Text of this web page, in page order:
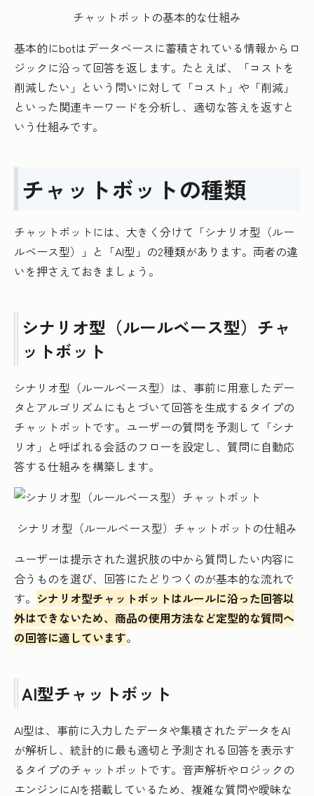
チャットボットの基本的な仕組み
基本的にbotはデータベースに蓄積されている情報からロ
ジックに沿って回答を返します。たとえば、「コストを
削減したい」という問いに対して「コスト」や「削減」
といった関連キーワードを分析し、適切な答えを返すと
いう仕組みです。
チャットボットの種類
チャットボットには、大きく分けて「シナリオ型（ルー
ルベース型）」と「AI型」の2種類があります。両者の違
いを押さえておきましょう。
シナリオ型（ルールベース型）チャ
ットボット
シナリオ型（ルールベース型）は、事前に用意したデー
タとアルゴリズムにもとづいて回答を生成するタイプの
チャットボットです。ユーザーの質問を予測して「シナ
リオ」と呼ばれる会話のフローを設定し、質問に自動応
答する仕組みを構築します。
シナリオ型（ルールベース型）チャットボットの仕組み
ユーザーは提示された選択肢の中から質問したい内容に
合うものを選び、回答にたどりつくのが基本的な流れで
す。 シナリオ型チャットボットはルールに沿った回答以
外はできないため、商品の使用方法など定型的な質問へ
の回答に適しています。
AI型チャットボット
AI型は、事前に入力したデータや集積されたデータをAI
が解析し、統計的に最も適切と予測される回答を表示す
るタイプのチャットボットです。音声解析やロジックの
エンジンにAIを搭載しているため、複雑な質問や曖昧な